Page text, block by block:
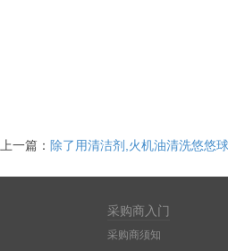
上一篇： 除了用清洁剂,火机油清洗悠悠
采购商入门
采购商须知